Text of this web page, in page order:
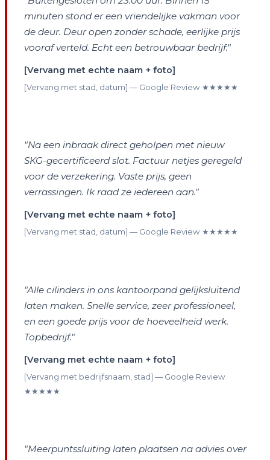
minuten stond er een vriendelijke vakman voor
de deur. Deur open zonder schade, eerlijke prijs
vooraf verteld. Echt een betrouwbaar bedrijf."
[Vervang met echte naam + foto]
[Vervang met stad, datum] — Google Review ★★★★★
"Na een inbraak direct geholpen met nieuw
SKG-gecertificeerd slot. Factuur netjes geregeld
voor de verzekering. Vaste prijs, geen
verrassingen. Ik raad ze iedereen aan."
[Vervang met echte naam + foto]
[Vervang met stad, datum] — Google Review ★★★★★
"Alle cilinders in ons kantoorpand gelijksluitend
laten maken. Snelle service, zeer professioneel,
en een goede prijs voor de hoeveelheid werk.
Topbedrijf."
[Vervang met echte naam + foto]
[Vervang met bedrijfsnaam, stad] — Google Review
★★★★★
"Meerpuntssluiting laten plaatsen na advies over